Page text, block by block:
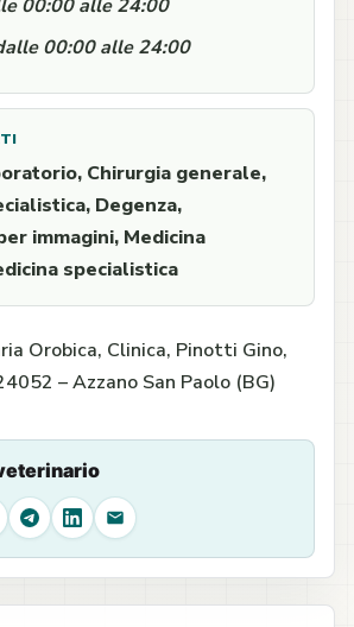
00:00 alle 24:00
00:00 alle 24:00
Chirurgia generale,
Degenza,
immagini, Medicina
specialistica
Orobica, Clinica, Pinotti Gino,
– Azzano San Paolo (BG)
Telegram
LinkedIn
Email